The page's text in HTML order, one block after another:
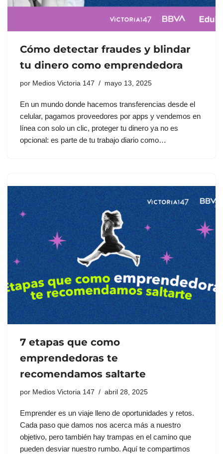
Cómo detectar fraudes y blindar
tu dinero como emprendedora
por Medios Victoria 147 mayo 13, 2025
En un mundo donde hacemos transferencias desde el
celular, pagamos proveedores por apps y vendemos en
línea con solo un clic, proteger tu dinero ya no es
opcional: es parte de tu trabajo diario como…
7 etapas que como
emprendedoras te
recomendamos saltarte
por Medios Victoria 147 abril 28, 2025
Emprender es un viaje lleno de oportunidades y retos.
Cada paso que damos nos acerca más a nuestro
objetivo, pero también hay trampas en el camino que
pueden desviar nuestro rumbo. Aquí te compartimos